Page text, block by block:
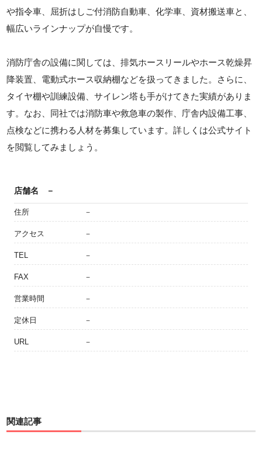
や指令車、屈折はしご付消防自動車、化学車、資材搬送車と、
幅広いラインナップが自慢です。
消防庁舎の設備に関しては、排気ホースリールやホース乾燥昇
降装置、電動式ホース収納棚などを扱ってきました。さらに、
タイヤ棚や訓練設備、サイレン塔も手がけてきた実績がありま
す。なお、同社では消防車や救急車の製作、庁舎内設備工事、
点検などに携わる人材を募集しています。詳しくは公式サイト
を閲覧してみましょう。
店舗名 －
住所 －
アクセス －
TEL －
FAX －
営業時間 －
定休日 －
URL －
関連記事